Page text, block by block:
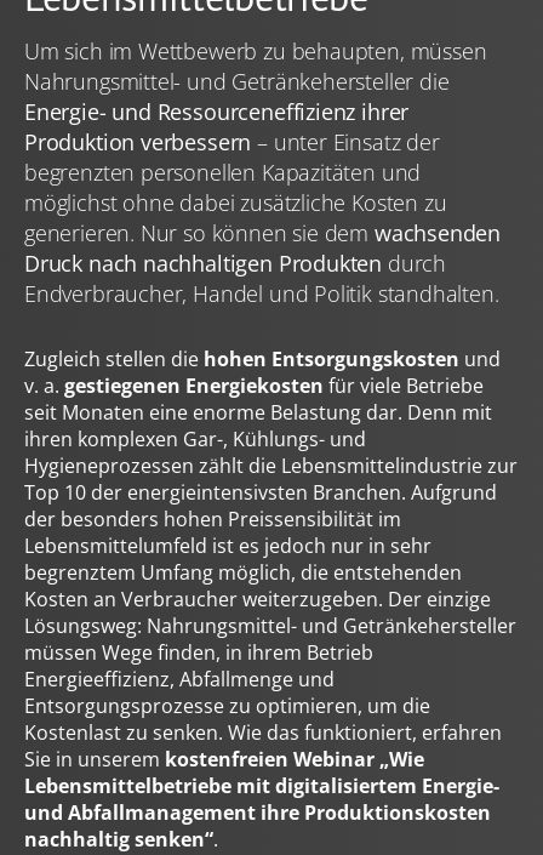
unsererDatenschutzerklärungwiderrufen. Technisch
notwendige Dienste (beispielsweise Cookies für diese
Abfrage) können wir aber auch ohne Ihre Einwilligung
einsetzen.
Um sich im Wettbewerb zu behaupten, müssen
Nahrungsmittel- und Getränkehersteller die
Energie- und Ressourceneffizienz ihrer
Produktion verbessern – unter Einsatz der
begrenzten personellen Kapazitäten und
möglichst ohne dabei zusätzliche Kosten zu
generieren. Nur so können sie dem wachsenden
Druck nach nachhaltigen Produkten durch
Endverbraucher, Handel und Politik standhalten.
Zugleich stellen die hohen Entsorgungskosten und
v. a. gestiegenen Energiekosten für viele Betriebe
seit Monaten eine enorme Belastung dar. Denn mit
ihren komplexen Gar-, Kühlungs- und
Hygieneprozessen zählt die Lebensmittelindustrie zur
Top 10 der energieintensivsten Branchen. Aufgrund
der besonders hohen Preissensibilität im
Lebensmittelumfeld ist es jedoch nur in sehr
begrenztem Umfang möglich, die entstehenden
Kosten an Verbraucher weiterzugeben. Der einzige
Lösungsweg: Nahrungsmittel- und Getränkehersteller
müssen Wege finden, in ihrem Betrieb
Energieeffizienz, Abfallmenge und
Entsorgungsprozesse zu optimieren, um die
Kostenlast zu senken. Wie das funktioniert, erfahren
Sie in unserem kostenfreien Webinar „Wie
Lebensmittelbetriebe mit digitalisiertem Energie-
und Abfallmanagement ihre Produktionskosten
nachhaltig senken“.